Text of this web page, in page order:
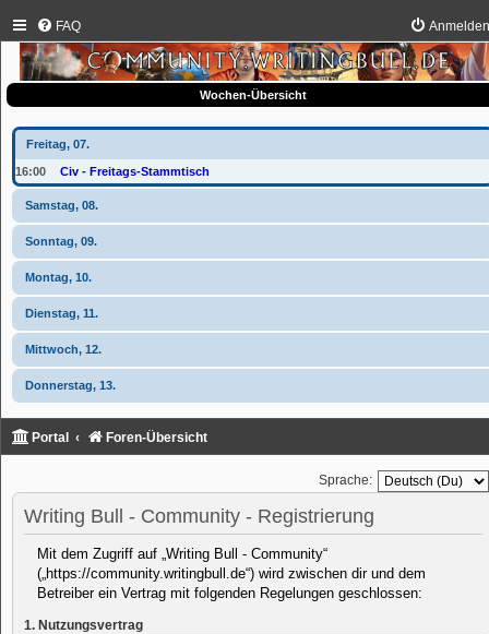
FAQ
Wochen-Übersicht
Freitag, 07.
16:00 Civ - Freitags-Stammtisch
Samstag, 08.
Sonntag, 09.
Montag, 10.
Dienstag, 11.
Mittwoch, 12.
Donnerstag, 13.
Portal Foren-Übersicht
Sprache:
Writing Bull - Community - Registrierung
Mit dem Zugriff auf „Writing Bull - Community“
(„https://community.writingbull.de“) wird zwischen dir und dem
Betreiber ein Vertrag mit folgenden Regelungen geschlossen:
1. Nutzungsvertrag